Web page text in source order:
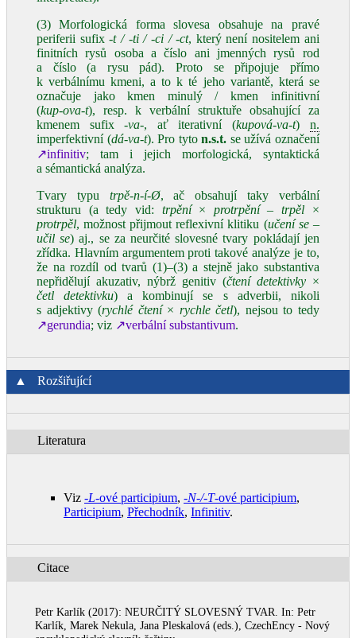
(3) Morfologická forma slovesa obsahuje na pravé
periferii sufix‑t / ‑ti / ‑ci / ‑ct, který není nositelem ani
finitních rysů osoba a číslo ani jmenných rysů rod
a číslo (a rysu pád). Proto se připojuje přímo
k verbálnímu kmeni, a to k té jeho variantě, která se
označuje jako kmen minulý / kmen infinitivní
(kup‑ova‑t), resp. k verbální struktuře obsahující za
kmenem sufix‑va‑, ať iterativní (kupová‑va‑t) n.
imperfektivní (dá‑va‑t). Pro tyton.s.t. se užívá označení
↗infinitiv; tam i jejich morfologická, syntaktická
a sémantická analýza.
Tvary typu trpě‑n‑í‑Ø, ač obsahují taky verbální
strukturu (a tedy vid: trpění× protrpění–trpěl ×
protrpěl, možnost přijmout reflexivní klitiku (učení se–
učil se) aj., se za neurčité slovesné tvary pokládají jen
zřídka. Hlavním argumentem proti takové analýze je to,
že na rozdíl od tvarů (1)–(3) a stejně jako substantiva
nepřidělují akuzativ, nýbrž genitiv (čtení detektivky×
četl detektivku) a kombinují se s adverbii, nikoli
s adjektivy (rychlé čtení× rychle četl), nejsou to tedy
↗gerundia; viz ↗verbální substantivum.
▲ Rozšiřující
Literatura
Viz ‑L‑ové participium, ‑N‑/‑T‑ové participium,
Participium, Přechodník, Infinitiv.
Citace
Petr Karlík (2017): NEURČITÝ SLOVESNÝ TVAR. In: Petr
Karlík, Marek Nekula, Jana Pleskalová (eds.), CzechEncy - Nový